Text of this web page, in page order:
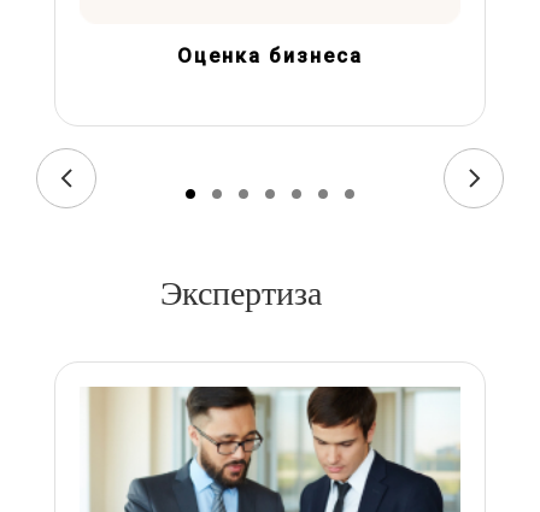
Оценка бизнеса
Экспертиза